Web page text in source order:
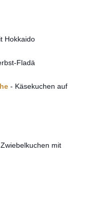
Hokkaido
Fladä
- Käsekuchen auf
mit